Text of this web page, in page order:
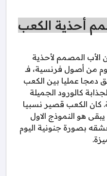
أحذية الكعب
الأب المصمم لأحذية
من أصول فرنسية، فـ
دمجا عمليا بين الكعب
كالورود الجميلة
كان الكعب قصير نسبيا
هو النموذج الاول
بصورة جنونية اليوم